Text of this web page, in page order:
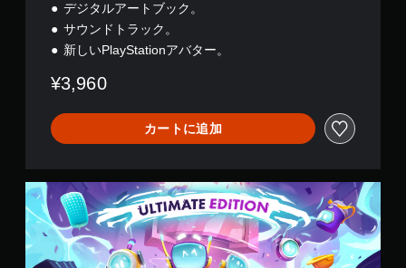
デジタルアートブック。
サウンドトラック。
新しいPlayStationアバター。
¥3,960
カートに追加
U
l
t
i
m